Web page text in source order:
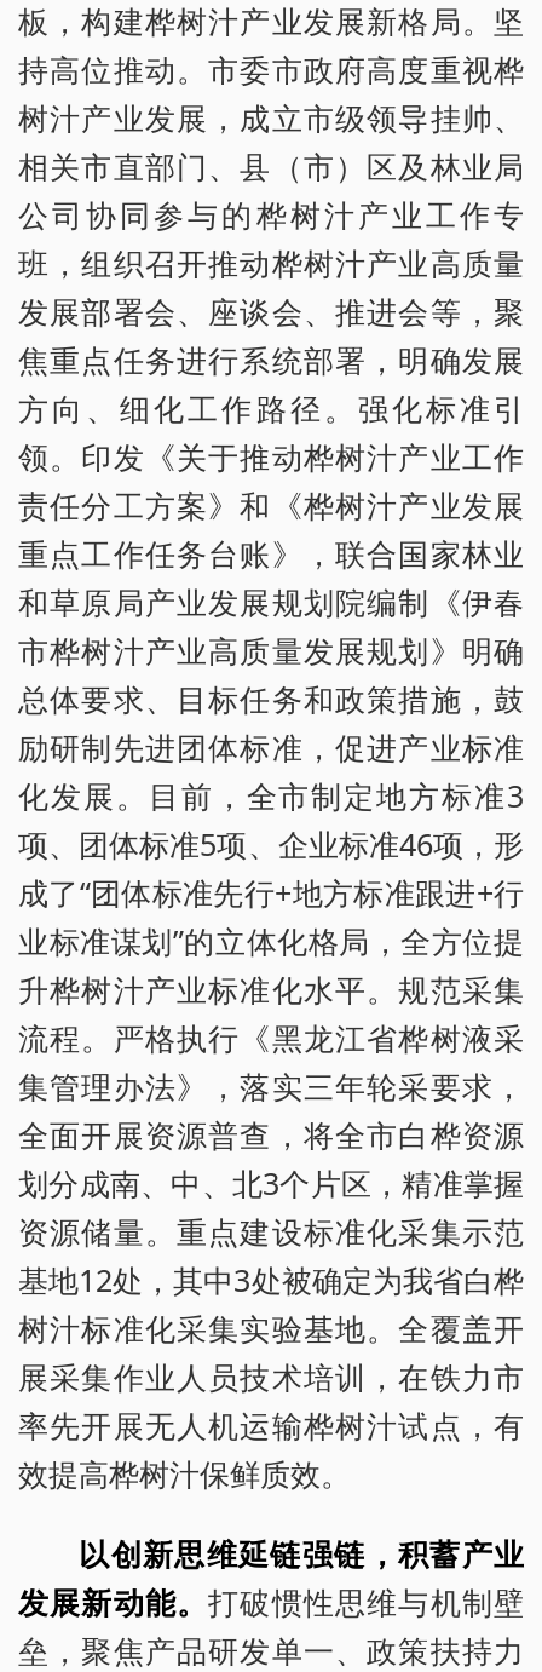
板，构建桦树汁产业发展新格局。坚
持高位推动。市委市政府高度重视桦
树汁产业发展，成立市级领导挂帅、
相关市直部门、县（市）区及林业局
公司协同参与的桦树汁产业工作专
班，组织召开推动桦树汁产业高质量
发展部署会、座谈会、推进会等，聚
焦重点任务进行系统部署，明确发展
方向、细化工作路径。强化标准引
领。印发《关于推动桦树汁产业工作
责任分工方案》和《桦树汁产业发展
重点工作任务台账》，联合国家林业
和草原局产业发展规划院编制《伊春
市桦树汁产业高质量发展规划》明确
总体要求、目标任务和政策措施，鼓
励研制先进团体标准，促进产业标准
化发展。目前，全市制定地方标准3
项、团体标准5项、企业标准46项，形
成了“团体标准先行+地方标准跟进+行
业标准谋划”的立体化格局，全方位提
升桦树汁产业标准化水平。规范采集
流程。严格执行《黑龙江省桦树液采
集管理办法》，落实三年轮采要求，
全面开展资源普查，将全市白桦资源
划分成南、中、北3个片区，精准掌握
资源储量。重点建设标准化采集示范
基地12处，其中3处被确定为我省白桦
树汁标准化采集实验基地。全覆盖开
展采集作业人员技术培训，在铁力市
率先开展无人机运输桦树汁试点，有
效提高桦树汁保鲜质效。
以创新思维延链强链，积蓄产业
发展新动能。打破惯性思维与机制壁
垒，聚焦产品研发单一、政策扶持力